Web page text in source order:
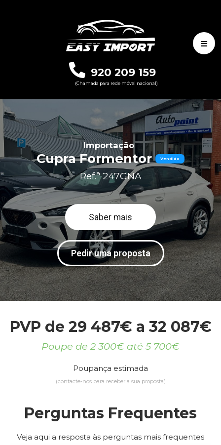
920 209 159
(Chamada para rede móvel nacional)
Importação
Cupra Formentor Vendido
Ref.ª 247GNA
Saber mais
Pedir uma proposta
PVP de 29 487€ a 32 087€
Poupe de 2 300€ até 5 700€
Poupança estimada
(contacte-nos para receber a sua proposta)
Perguntas Frequentes
Veja aqui a resposta às perguntas mais frequentes